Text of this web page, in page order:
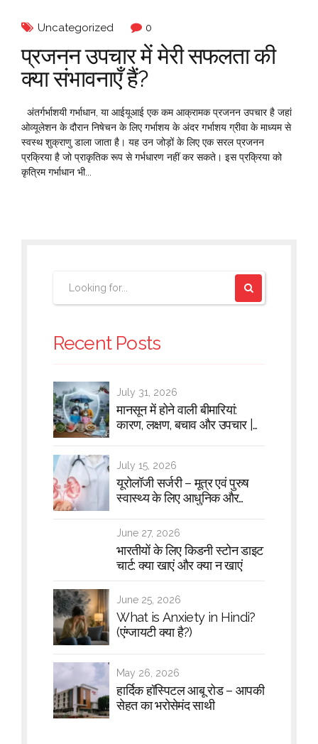
Uncategorized 0
प्रजनन उपचार में मेरी सफलता की
क्या संभावनाएँ हैं?
अंतर्गर्भाशयी गर्भाधान, या आईयूआई एक कम आक्रामक प्रजनन उपचार है जहां
ओव्यूलेशन के दौरान निषेचन के लिए गर्भाशय के अंदर गर्भाशय ग्रीवा के माध्यम से
स्वस्थ शुक्राणु डाला जाता है। यह उन जोड़ों के लिए एक सरल प्रजनन
प्रक्रिया है जो प्राकृतिक रूप से गर्भधारण नहीं कर सकते। इस प्रक्रिया को
कृत्रिम गर्भाधान भी...
Recent Posts
July 31, 2026
मानसून में होने वाली बीमारियां:
कारण, लक्षण, बचाव और उपचार |
July 15, 2026
यूरोलॉजी सर्जरी – मूत्र एवं पुरुष
स्वास्थ्य के लिए आधुनिक और
June 27, 2026
भारतीयों के लिए किडनी स्टोन डाइट
चार्ट: क्या खाएं और क्या न खाएं
June 25, 2026
What is Anxiety in Hindi?
(एंग्जायटी क्या है?)
May 26, 2026
हार्दिक हॉस्पिटल आबू रोड – आपकी
सेहत का भरोसेमंद साथी